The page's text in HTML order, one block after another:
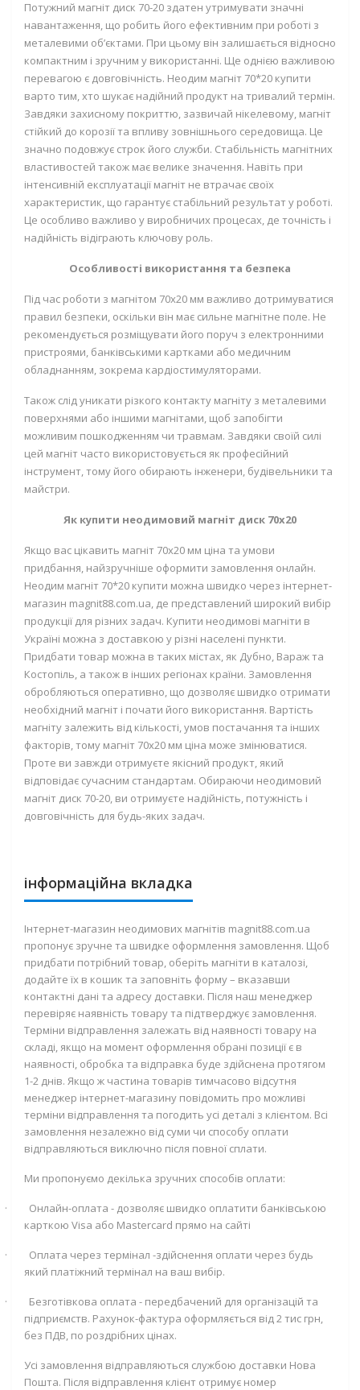
Потужний магніт диск 70-20 здатен утримувати значні
навантаження, що робить його ефективним при роботі з
металевими об’єктами. При цьому він залишається відносно
компактним і зручним у використанні. Ще однією важливою
перевагою є довговічність. Неодим магніт 70*20 купити
варто тим, хто шукає надійний продукт на тривалий термін.
Завдяки захисному покриттю, зазвичай нікелевому, магніт
стійкий до корозії та впливу зовнішнього середовища. Це
значно подовжує строк його служби. Стабільність магнітних
властивостей також має велике значення. Навіть при
інтенсивній експлуатації магніт не втрачає своїх
характеристик, що гарантує стабільний результат у роботі.
Це особливо важливо у виробничих процесах, де точність і
надійність відіграють ключову роль.
Особливості використання та безпека
Під час роботи з магнітом 70х20 мм важливо дотримуватися
правил безпеки, оскільки він має сильне магнітне поле. Не
рекомендується розміщувати його поруч з електронними
пристроями, банківськими картками або медичним
обладнанням, зокрема кардіостимуляторами.
Також слід уникати різкого контакту магніту з металевими
поверхнями або іншими магнітами, щоб запобігти
можливим пошкодженням чи травмам. Завдяки своїй силі
цей магніт часто використовується як професійний
інструмент, тому його обирають інженери, будівельники та
майстри.
Як купити неодимовий магніт диск 70х20
Якщо вас цікавить магніт 70х20 мм ціна та умови
придбання, найзручніше оформити замовлення онлайн.
Неодим магніт 70*20 купити можна швидко через інтернет-
магазин magnit88.com.ua, де представлений широкий вибір
продукції для різних задач. Купити неодимові магніти в
Україні можна з доставкою у різні населені пункти.
Придбати товар можна в таких містах, як Дубно, Вараж та
Костопіль, а також в інших регіонах країни. Замовлення
обробляються оперативно, що дозволяє швидко отримати
необхідний магніт і почати його використання. Вартість
магніту залежить від кількості, умов постачання та інших
факторів, тому магніт 70х20 мм ціна може змінюватися.
Проте ви завжди отримуєте якісний продукт, який
відповідає сучасним стандартам. Обираючи неодимовий
магніт диск 70-20, ви отримуєте надійність, потужність і
довговічність для будь-яких задач.
інформаційна вкладка
Інтернет-магазин неодимових магнітів magnit88.com.ua
пропонує зручне та швидке оформлення замовлення. Щоб
придбати потрібний товар, оберіть магніти в каталозі,
додайте їх в кошик та заповніть форму – вказавши
контактні дані та адресу доставки. Після наш менеджер
перевіряє наявність товару та підтверджує замовлення.
Терміни відправлення залежать від наявності товару на
складі, якщо на момент оформлення обрані позиції є в
наявності, обробка та відправка буде здійснена протягом
1-2 днів. Якщо ж частина товарів тимчасово відсутня
менеджер інтернет-магазину повідомить про можливі
терміни відправлення та погодить усі деталі з клієнтом. Всі
замовлення незалежно від суми чи способу оплати
відправляються виключно після повної сплати.
Ми пропонуємо декілька зручних способів оплати:
·
Онлайн-оплата - дозволяє швидко оплатити банківською
карткою Visa або Mastercard прямо на сайті
·
Оплата через термінал -здійснення оплати через будь
який платіжний термінал на ваш вибір.
·
Безготівкова оплата - передбачений для організацій та
підприємств. Рахунок-фактура оформляється від 2 тис грн,
без ПДВ, по роздрібних цінах.
Усі замовлення відправляються службою доставки Нова
Пошта. Після відправлення клієнт отримує номер